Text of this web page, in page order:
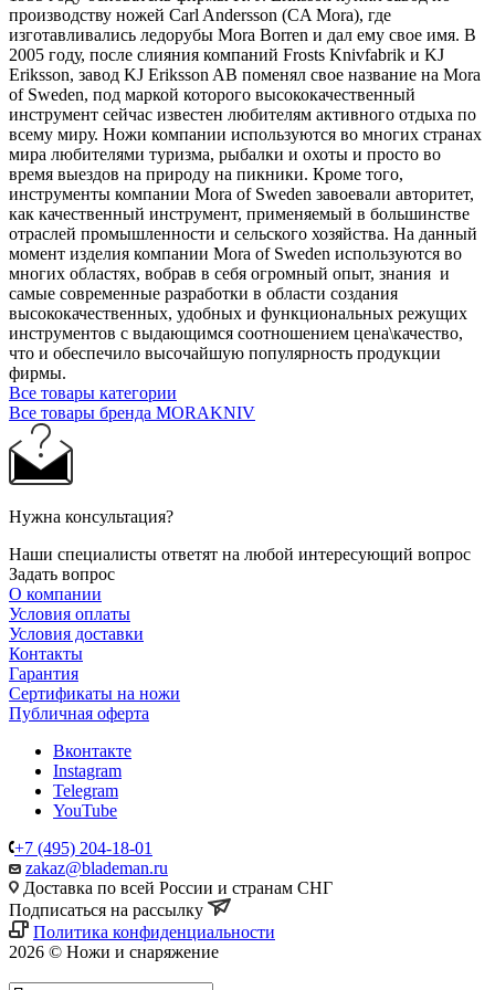
производству ножей Carl Andersson (CA Mora), где
изготавливались ледорубы Mora Borren и дал ему свое имя. В
2005 году, после слияния компаний Frosts Knivfabrik и KJ
Eriksson, завод KJ Eriksson AB поменял свое название на Mora
of Sweden, под маркой которого высококачественный
инструмент сейчас известен любителям активного отдыха по
всему миру. Ножи компании используются во многих странах
мира любителями туризма, рыбалки и охоты и просто во
время выездов на природу на пикники. Кроме того,
инструменты компании Mora of Sweden завоевали авторитет,
как качественный инструмент, применяемый в большинстве
отраслей промышленности и сельского хозяйства. На данный
момент изделия компании Mora of Sweden используются во
многих областях, вобрав в себя огромный опыт, знания и
самые современные разработки в области создания
высококачественных, удобных и функциональных режущих
инструментов с выдающимся соотношением цена\качество,
что и обеспечило высочайшую популярность продукции
фирмы.
Все товары категории
Все товары бренда MORAKNIV
Нужна консультация?
Наши специалисты ответят на любой интересующий вопрос
Задать вопрос
О компании
Условия оплаты
Условия доставки
Контакты
Гарантия
Сертификаты на ножи
Публичная оферта
Вконтакте
Instagram
Telegram
YouTube
+7 (495) 204-18-01
zakaz@blademan.ru
Доставка по всей России и странам СНГ
Подписаться на рассылку
Политика конфиденциальности
2026 © Ножи и снаряжение